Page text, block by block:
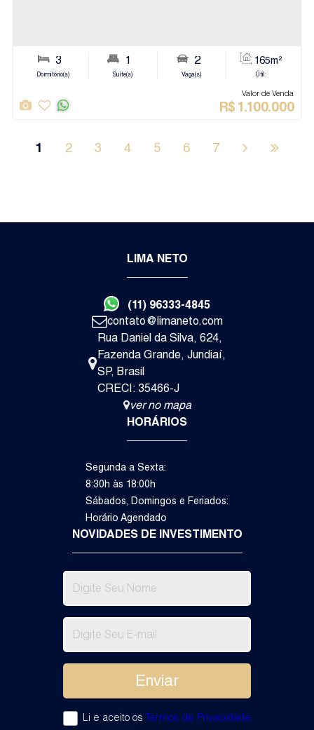
3
3
Dormitório(s)
1
Suíte(s) Vaga(s)
1 2 3 4 5 6 7
LIMA NETO
(11) 96333-4845
contato@limaneto.com
Rua Daniel da Silva, 624,
Fazenda Grande, Jundiaí,
SP, Brasil
CRECI: 35466-J
ver no mapa
HORÁRIOS
Segunda a Sexta:
8:30h às 18:00h
Sábados, Domingos e Feriados:
Horário Agendado
NOVIDADES DE INVESTIMENTO
Li e aceito os Termos de Privacidade